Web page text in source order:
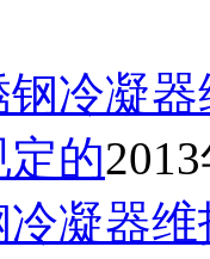
钢冷凝
的
凝器